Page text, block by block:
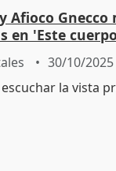
Afioco Gnecco
en 'Este
30/10/2025